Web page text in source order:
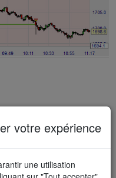
se négocie tard dans la
votre expérience
une utilisation